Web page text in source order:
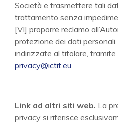
Società e trasmettere tali
trattamento senza
[VI] proporre reclamo
protezione dei dati
indirizzate al titolare, tramite
privacy@ictit.eu.
Link ad altri siti web. La
privacy si riferisce